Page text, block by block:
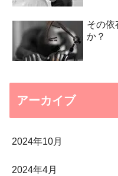
その依
か？
アーカイブ
2024年10月
2024年4月